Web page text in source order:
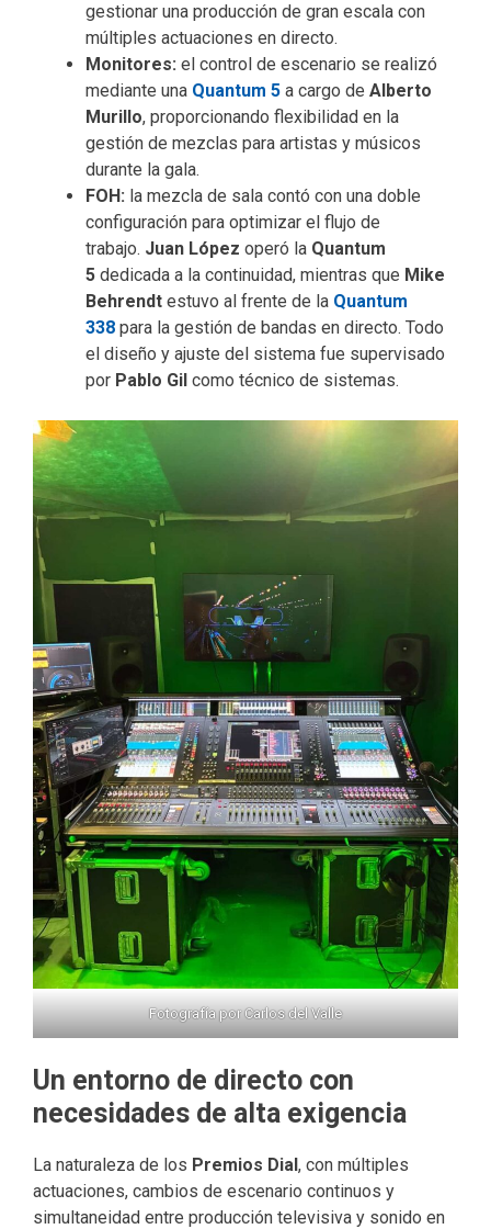
gestionar una producción de gran escala con
múltiples actuaciones en directo.
Monitores: el control de escenario se realizó
mediante una Quantum 5 a cargo de Alberto
Murillo, proporcionando flexibilidad en la
gestión de mezclas para artistas y músicos
durante la gala.
FOH: la mezcla de sala contó con una doble
configuración para optimizar el flujo de
trabajo. Juan López operó la Quantum
5 dedicada a la continuidad, mientras que Mike
Behrendt estuvo al frente de la Quantum
338 para la gestión de bandas en directo. Todo
el diseño y ajuste del sistema fue supervisado
por Pablo Gil como técnico de sistemas.
Fotografía por Carlos del Valle
Un entorno de directo con
necesidades de alta exigencia
La naturaleza de los Premios Dial, con múltiples
actuaciones, cambios de escenario continuos y
simultaneidad entre producción televisiva y sonido en